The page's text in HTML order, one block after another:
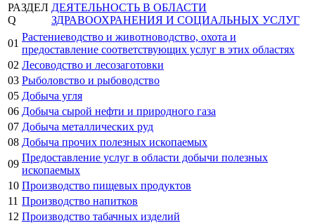
РАЗДЕЛ
Q
ДЕЯТЕЛЬНОСТЬ В ОБЛАСТИ
ЗДРАВООХРАНЕНИЯ И СОЦИАЛЬНЫХ УСЛУГ
01
Растениеводство и животноводство, охота и
предоставление соответствующих услуг в этих областях
02 Лесоводство и лесозаготовки
03 Рыболовство и рыбоводство
05 Добыча угля
06 Добыча сырой нефти и природного газа
07 Добыча металлических руд
08 Добыча прочих полезных ископаемых
09
Предоставление услуг в области добычи полезных
ископаемых
10 Производство пищевых продуктов
11 Производство напитков
12 Производство табачных изделий